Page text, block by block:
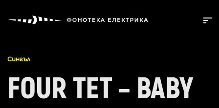
Сингъл
FOUR TET – BABY